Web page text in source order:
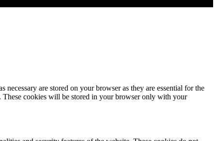
are stored on your browser as they are essential for the
These cookies will be stored in your browser only with your